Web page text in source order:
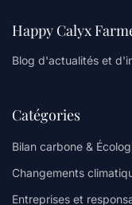
Happy Calyx
Blog d'actualités et
Catégories
Bilan carbone &
Changements
Entreprises et